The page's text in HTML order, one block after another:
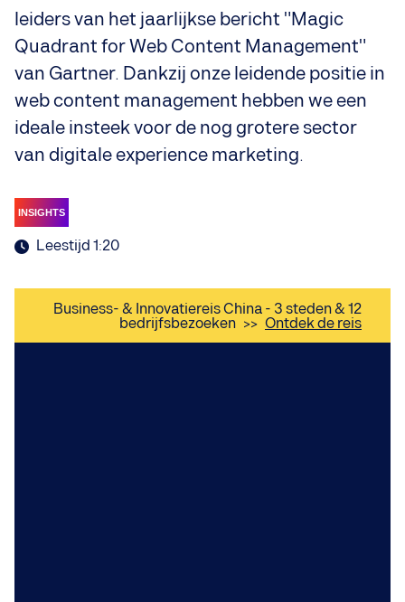
leiders van het jaarlijkse bericht "Magic
Quadrant for Web Content Management"
van Gartner. Dankzij onze leidende positie in
web content management hebben we een
ideale insteek voor de nog grotere sector
van digitale experience marketing.
INSIGHTS
Leestijd 1:20
Business- & Innovatiereis China - 3 steden & 12
bedrijfsbezoeken >> Ontdek de reis